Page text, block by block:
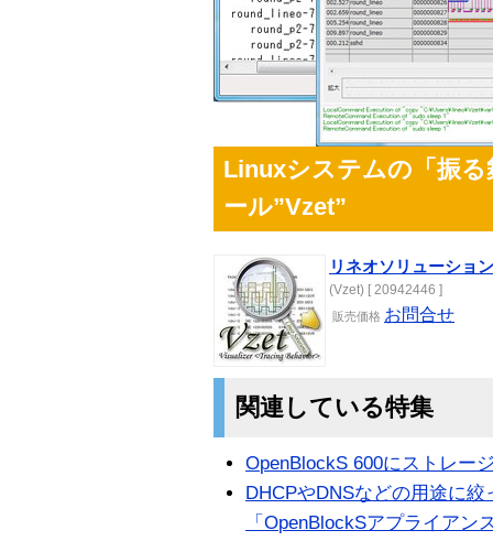
Linuxシステムの「振
ール”Vzet”
リネオソリューショ
(Vzet) [ 20942446 ]
販売価格 お問合せ
関連している特集
OpenBlockS 600にストレー
DHCPやDNSなどの用途に
「OpenBlockSアプライアン